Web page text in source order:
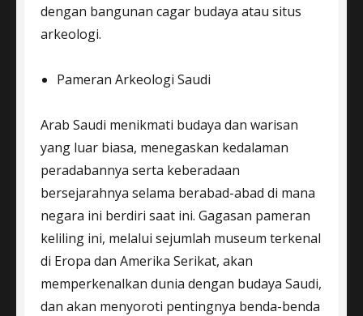
dengan bangunan cagar budaya atau situs
arkeologi.
Pameran Arkeologi Saudi
Arab Saudi menikmati budaya dan warisan
yang luar biasa, menegaskan kedalaman
peradabannya serta keberadaan
bersejarahnya selama berabad-abad di mana
negara ini berdiri saat ini. Gagasan pameran
keliling ini, melalui sejumlah museum terkenal
di Eropa dan Amerika Serikat, akan
memperkenalkan dunia dengan budaya Saudi,
dan akan menyoroti pentingnya benda-benda